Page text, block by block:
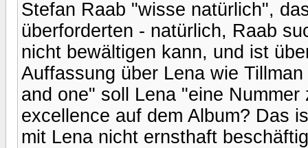
Stefan Raab "wisse natürlich",
überforderten - natürlich, Raab
nicht bewältigen kann, und ist
Auffassung über Lena wie
and one" soll Lena "eine
excellence auf dem Album? Das
mit Lena nicht ernsthaft